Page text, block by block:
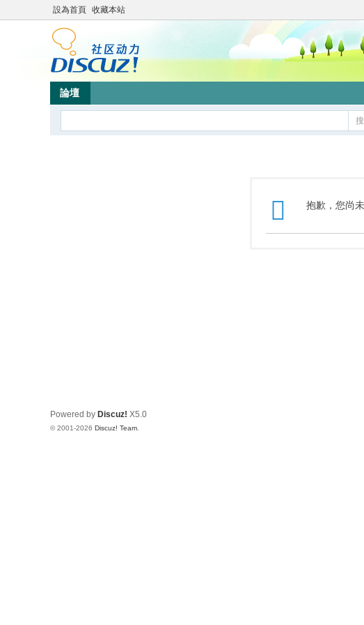
設為首頁 收藏本站
論壇
抱歉，您尚
Powered by Discuz! X5.0
© 2001-2026 Discuz! Team